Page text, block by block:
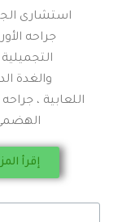
استشارى
جراحه
والغدة
اللعابية ،
إقرأ